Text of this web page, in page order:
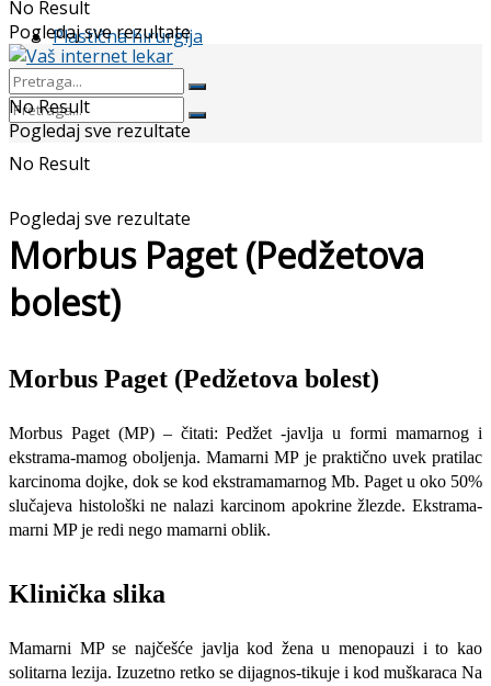
Plastična hirurgija
No Result
Pogledaj sve rezultate
No Result
Pogledaj sve rezultate
No Result
Pogledaj sve rezultate
Morbus Paget (Pedžetova
bolest)
Morbus Paget (Pedžetova bolest)
Morbus Paget (MP) – čitati: Pedžet -javlja u formi mamarnog i
ekstrama-mamog oboljenja. Mamarni MP je prak­tično uvek pratilac
karcinoma dojke, dok se kod ekstramamarnog Mb. Paget u oko 50%
slučajeva histološki ne nalazi karcinom apokrine žlezde. Ekstrama-
marni MP je redi nego mamarni oblik.
Klinička slika
Mamarni MP se naj­češće javlja kod žena u menopauzi i to kao
solitarna lezija. Izuzetno retko se dijagnos-tikuje i kod muškaraca Na